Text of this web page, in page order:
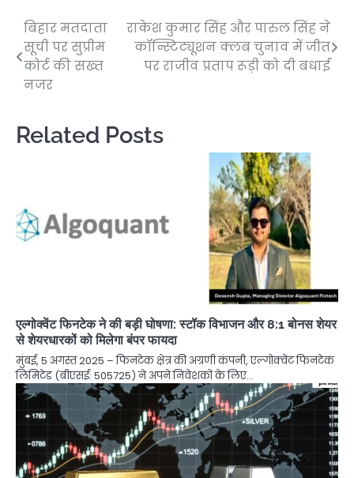
Post
navigation
बिहार मतदाता
सूची पर सुप्रीम
कोर्ट की सख्त
नजर
राकेश कुमार सिंह और पारुल सिंह ने
कॉन्स्टिट्यूशन क्लब चुनाव में जीत
पर राजीव प्रताप रूड़ी को दी बधाई
Related Posts
एल्गोक्वेंट फिनटेक ने की बड़ी घोषणा: स्टॉक विभाजन और 8:1 बोनस शेयर
से शेयरधारकों को मिलेगा बंपर फायदा
मुंबई, 5 अगस्त 2025 – फिनटेक क्षेत्र की अग्रणी कंपनी, एल्गोक्वेंट फिनटेक
लिमिटेड (बीएसई: 505725) ने अपने निवेशकों के लिए…